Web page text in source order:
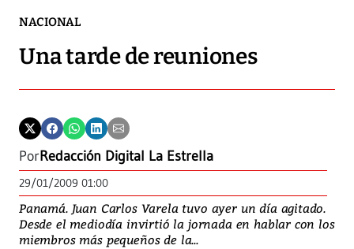
NACIONAL
Una tarde de reuniones
PorRedacción Digital La Estrella
29/01/2009 01:00
Panamá. Juan Carlos Varela tuvo ayer un día agitado.
Desde el mediodía invirtió la jornada en hablar con los
miembros más pequeños de la...